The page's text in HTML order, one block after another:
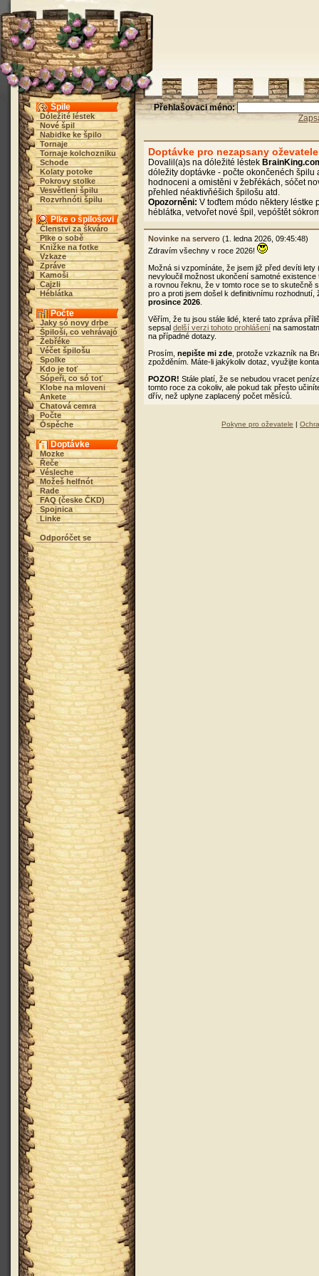
Špile
Dóležité léstek
Nové špil
Nabidke ke špilo
Tornaje
Tornaje kolchozniku
Schode
Kolaty potoke
Pokrovy stolke
Vesvětleni špilu
Rozvrhnóti špilu
Plke o špilošovi
Členstvi za škváro
Plke o sobě
Knižke na fotke
Vzkaze
Zpráve
Kamoši
Cajzli
Héblátka
Počte
Jaky só novy drbe
Špiloši, co vehrávajó
Žebřéke
Véčet špilošu
Spolke
Kdo je toť
Sópeři, co só toť
Klobe na mloveni
Ankete
Chatová cemra
Počte
Óspěche
Doptávke
Mozke
Řeče
Vésleche
Možeš helfnót
Rade
FAQ (česke ČKD)
Spojnica
Linke
Odporóčet se
Přehlašovaci méno:
Doptávke pro nezapsany oževatele
Dovalil(a)s na dóležité léstek
dóležity doptávke - počte okončenéch
hodnoceni a omistěni v žebřékách, sóčet
přehled néaktivňéšich špilošu atd.
Opozorněni: V toďtem módo některy léstke
héblátka, vetvořet nové špil, vepóštět
Novinke na servero (1. ledna 2026, 09:45:48)
Zdravím všechny v roce 2026!
Možná si vzpomínáte, že jsem již před devíti lety
nevyloučil možnost ukončení samotné
a rovnou řeknu, že v tomto roce se to skutečně
pro a proti jsem došel k definitivnímu
prosince 2026
Věřím, že tu jsou stále lidé, které tato zpráva
sepsal delší verzi tohoto prohlášení na
na případné dotazy.
Prosím, nepište mi zde , protože vzkazník na
zpožděním. Máte-li jakýkoliv dotaz, využijte
POZOR! Stále platí, že se nebudou vracet
tomto roce za cokoliv, ale pokud tak přesto
dřív, než uplyne zaplacený počet měsíců.
Pokyne pro oževatele |